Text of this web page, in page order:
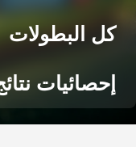
كل البطولات
إحصائيات